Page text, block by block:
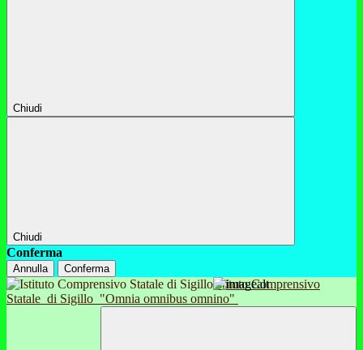
Chiudi
Chiudi
Conferma
Annulla Conferma
Istituto Comprensivo
Statale di Sigillo "Omnia omnibus omnino"